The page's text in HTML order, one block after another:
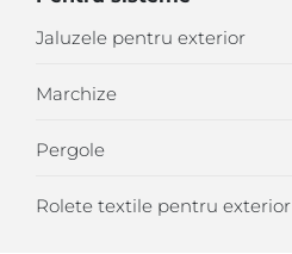
Jaluzele pentru exterior
Marchize
Pergole
Rolete textile pentru exterior